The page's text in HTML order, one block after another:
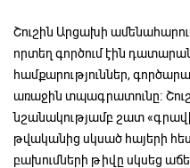
Շուշին Արցախի
որտեղ գործում էին
համքարություններ,
առաջին տպագրատունը։
նշանակությամբ շատ
թվականից սկսած հայերի
բախումների թիվը սկսեց